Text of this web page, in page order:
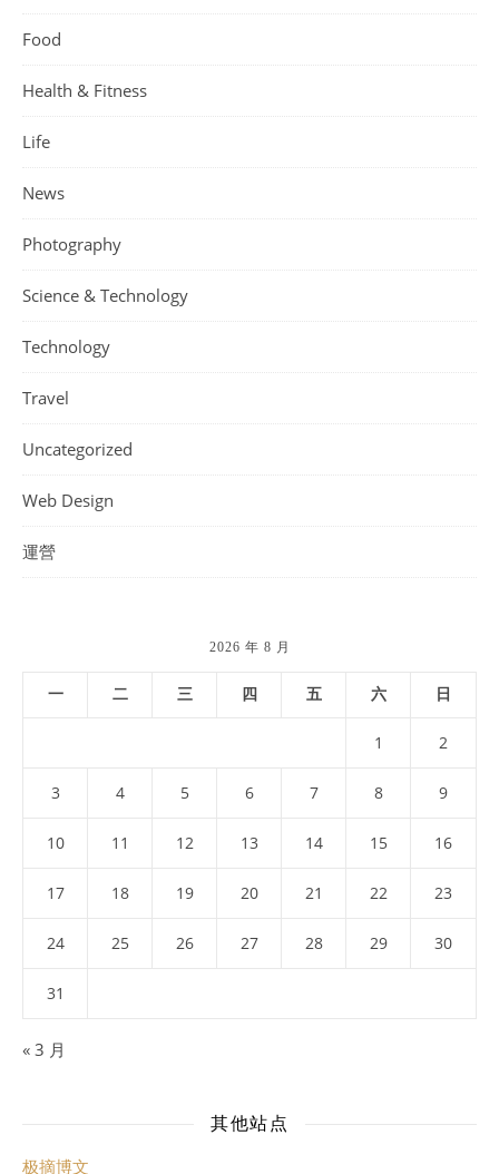
Food
Health & Fitness
Life
News
Photography
Science & Technology
Technology
Travel
Uncategorized
Web Design
運營
2026 年 8 月
一 二 三 四 五 六 日
1 2
3 4 5 6 7 8 9
10 11 12 13 14 15 16
17 18 19 20 21 22 23
24 25 26 27 28 29 30
31
« 3 月
其他站点
极摘博文